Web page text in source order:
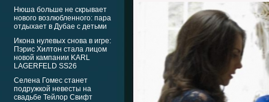
Нюша больше не скрывает
нового возлюбленного: пара
отдыхает в Дубае с детьми
Икона нулевых снова в игре:
Пэрис Хилтон стала лицом
новой кампании KARL
LAGERFELD SS26
Селена Гомес станет
подружкой невесты на
свадьбе Тейлор Свифт